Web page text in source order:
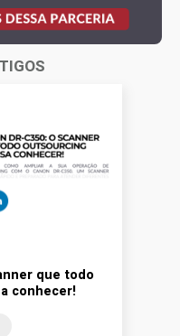
que todo
conhecer!